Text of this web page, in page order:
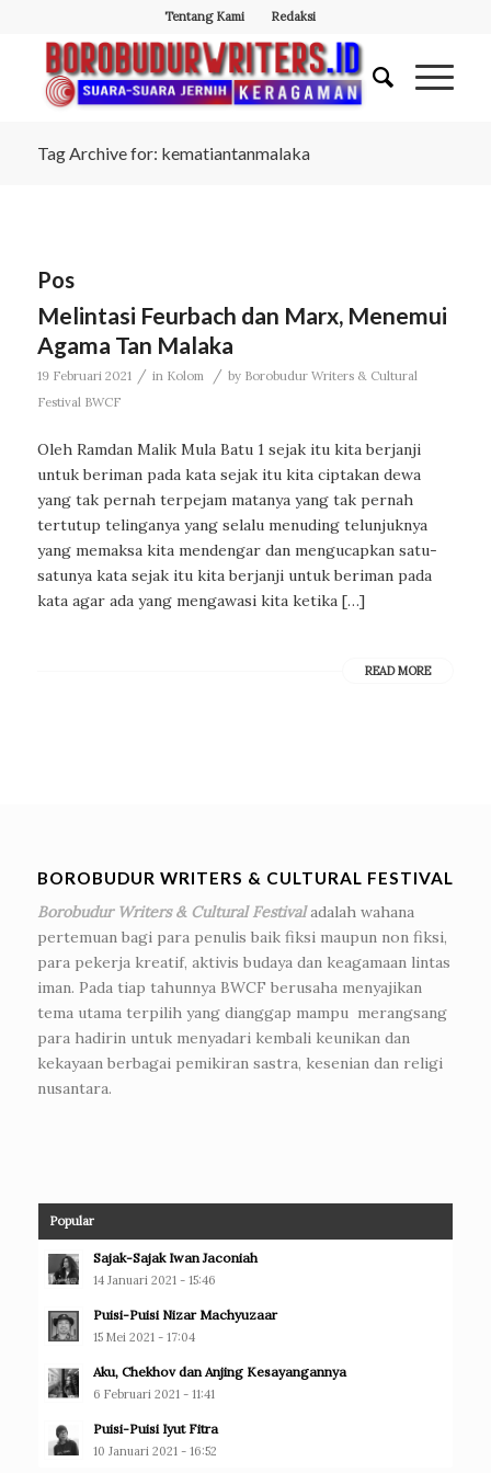
Tentang Kami Redaksi
Tag Archive for: kematiantanmalaka
Pos
Melintasi Feurbach dan Marx, Menemui
Agama Tan Malaka
19 Februari 2021 / in Kolom / by Borobudur Writers & Cultural
Festival BWCF
Oleh Ramdan Malik Mula Batu 1 sejak itu kita berjanji
untuk beriman pada kata sejak itu kita ciptakan dewa
yang tak pernah terpejam matanya yang tak pernah
tertutup telinganya yang selalu menuding telunjuknya
yang memaksa kita mendengar dan mengucapkan satu-
satunya kata sejak itu kita berjanji untuk beriman pada
kata agar ada yang mengawasi kita ketika […]
READ MORE
BOROBUDUR WRITERS & CULTURAL FESTIVAL
Borobudur Writers & Cultural Festivaladalah wahana
pertemuan bagi para penulis baik fiksi maupun non fiksi,
para pekerja kreatif, aktivis budaya dan keagamaan lintas
iman. Pada tiap tahunnya BWCF berusaha menyajikan
tema utama terpilih yang dianggap mampu merangsang
para hadirin untuk menyadari kembali keunikan dan
kekayaan berbagai pemikiran sastra, kesenian dan religi
nusantara.
Popular
Sajak-Sajak Iwan Jaconiah
14 Januari 2021 - 15:46
Puisi-Puisi Nizar Machyuzaar
15 Mei 2021 - 17:04
Aku, Chekhov dan Anjing Kesayangannya
6 Februari 2021 - 11:41
Puisi-Puisi Iyut Fitra
10 Januari 2021 - 16:52